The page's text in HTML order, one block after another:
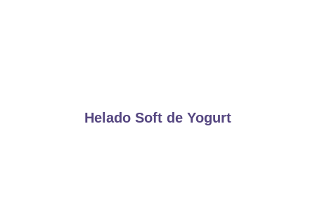
Helado Soft de Yogurt